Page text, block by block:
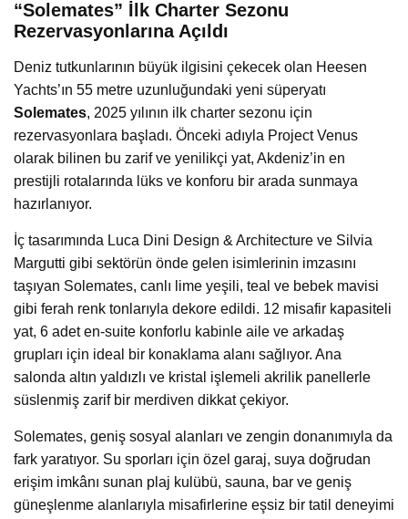
“Solemates” İlk Charter Sezonu
Rezervasyonlarına Açıldı
Deniz tutkunlarının büyük ilgisini çekecek olan Heesen
Yachts’ın 55 metre uzunluğundaki yeni süperyatı
Solemates, 2025 yılının ilk charter sezonu için
rezervasyonlara başladı. Önceki adıyla Project Venus
olarak bilinen bu zarif ve yenilikçi yat, Akdeniz’in en
prestijli rotalarında lüks ve konforu bir arada sunmaya
hazırlanıyor.
İç tasarımında Luca Dini Design & Architecture ve Silvia
Margutti gibi sektörün önde gelen isimlerinin imzasını
taşıyan Solemates, canlı lime yeşili, teal ve bebek mavisi
gibi ferah renk tonlarıyla dekore edildi. 12 misafir kapasiteli
yat, 6 adet en-suite konforlu kabinle aile ve arkadaş
grupları için ideal bir konaklama alanı sağlıyor. Ana
salonda altın yaldızlı ve kristal işlemeli akrilik panellerle
süslenmiş zarif bir merdiven dikkat çekiyor.
Solemates, geniş sosyal alanları ve zengin donanımıyla da
fark yaratıyor. Su sporları için özel garaj, suya doğrudan
erişim imkânı sunan plaj kulübü, sauna, bar ve geniş
güneşlenme alanlarıyla misafirlerine eşsiz bir tatil deneyimi